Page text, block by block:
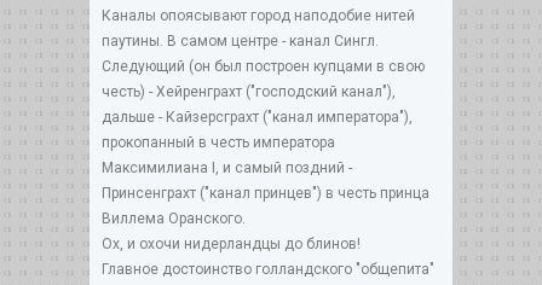
Каналы опоясывают город наподобие нитей
паутины. В самом центре - канал Сингл.
Следующий (он был построен купцами в свою
честь) - Хейренграхт ("господский канал"),
дальше - Кайзерсграхт ("канал императора"),
прокопанный в честь императора
Максимилиана I, и самый поздний -
Принсенграхт ("канал принцев") в честь принца
Виллема Оранского.
Ох, и охочи нидерландцы до блинов!
Главное достоинство голландского "общепита"